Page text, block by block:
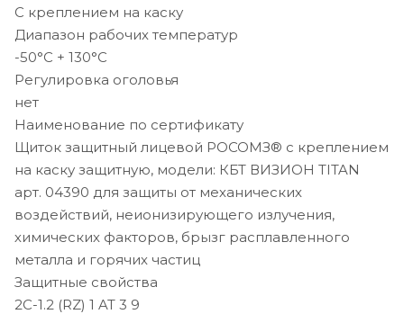
С креплением на каску
Диапазон рабочих температур
-50°C + 130°C
Регулировка оголовья
нет
Наименование по сертификату
Щиток защитный лицевой РОСОМЗ® с креплением
на каску защитную, модели: КБТ ВИЗИОН TITAN
арт. 04390 для защиты от механических
воздействий, неионизирующего излучения,
химических факторов, брызг расплавленного
металла и горячих частиц
Защитные свойства
2C-1.2 (RZ) 1 AT 3 9